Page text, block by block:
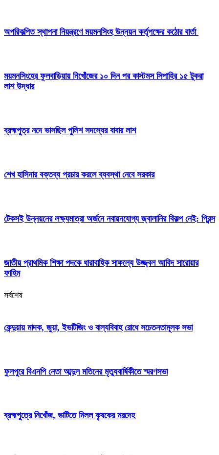
অপরিকল্পিত স্থাপনা নিয়ন্ত্রণে ময়মনসিংহ উন্নয়ন কর্তৃপক্ষের কঠোর বার্তা
ময়মনসিংহের ফুলবাড়িয়ায় নিখোঁজের ১০ দিন পর কাস্টমস সিপাহির ১৫ টুকরা
লাশ উদ্ধার
ব্রহ্মপুত্র নদে ভাসছিল পুলিশ সদস্যের বাবার লাশ
শেখ হাসিনার বক্তব্য প্রচার করলে ব্যবস্থা নেবে সরকার
টেকসই উন্নয়নের লক্ষ্যমাত্রা অর্জনে নবায়নযোগ্য জ্বালানির বিকল্প নেই: প্রিন্স
জাতীয় প্রাথমিক শিক্ষা পদকে ধারাবাহিক সাফল্যে উজ্জ্বল আবিদ সারোয়ার
ফাহিম
সর্বশেষ
কেন্দুয়ায় মাদক, জুয়া, ইভটিজিং ও বাল্যবিবাহ রোধে সচেতনতামূলক সভা
ফুলপুরে বিএনপি নেতা আব্দুল মতিনের মৃত্যুবার্ষিকীতে স্মরণসভা
ব্রহ্মপুত্রে নিখোঁজ, ভাটিতে মিলল কৃষকের মরদেহ